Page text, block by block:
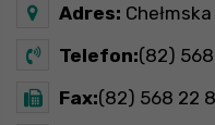
Adres:
Telefon:(82)
Fax:(82) 568 22